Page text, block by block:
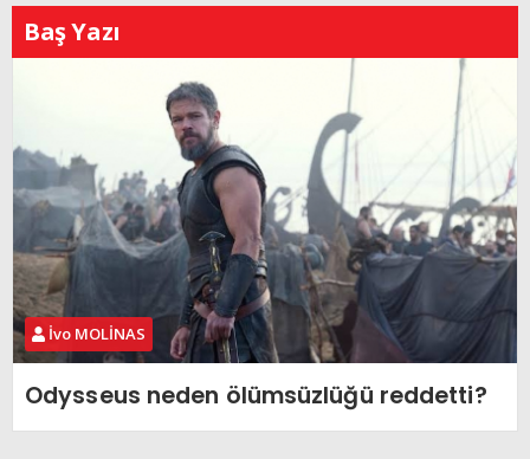
Baş Yazı
İvo MOLİNAS
Odysseus neden ölümsüzlüğü reddetti?